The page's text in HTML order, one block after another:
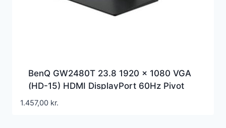
BenQ GW2480T 23.8 1920 x 1080 VGA
(HD-15) HDMI DisplayPort 60Hz Pivot
Skærm
1.457,00 kr.